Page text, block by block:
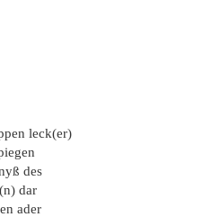
leck(er)
des
dar
ader